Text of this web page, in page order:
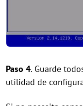
Paso 4. Guarde
utilidad de